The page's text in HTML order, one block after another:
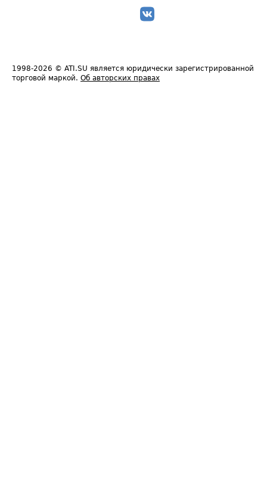
1998-2026 © ATI.SU является юридически зарегистрированной
торговой маркой. Об авторских правах